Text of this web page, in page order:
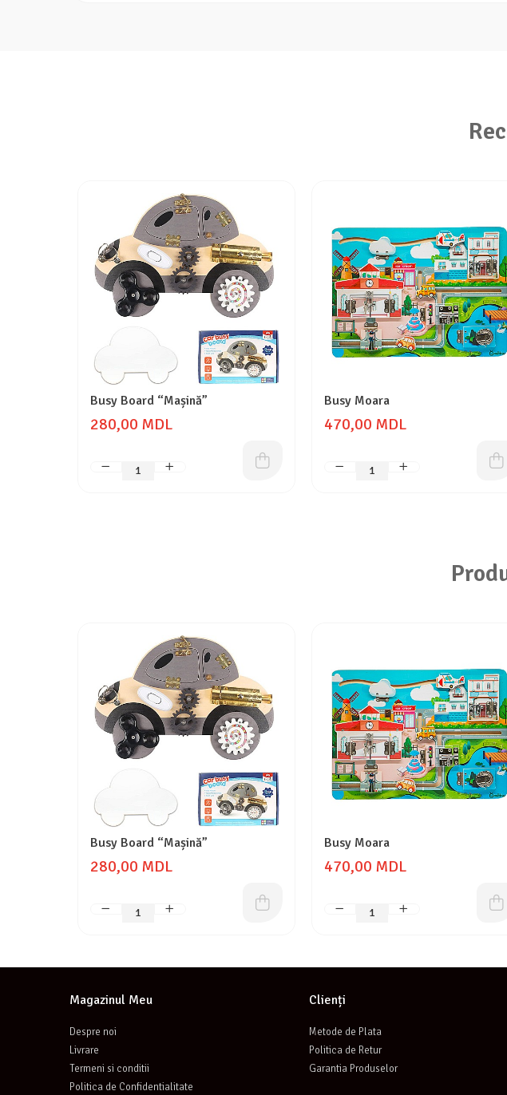
Busy Board “Mașină”
280,00 MDL
Busy Moara
470,00 MDL
Busy Board “Mașină”
280,00 MDL
Busy Moara
470,00 MDL
Magazinul Meu
Despre noi
Livrare
Termeni si conditii
Politica de Confidentialitate
Clienți
Metode de Plata
Politica de Retur
Garantia Produselor